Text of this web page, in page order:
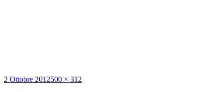
Scritto
2 Ottobre 2012Dimensione
500 × 312